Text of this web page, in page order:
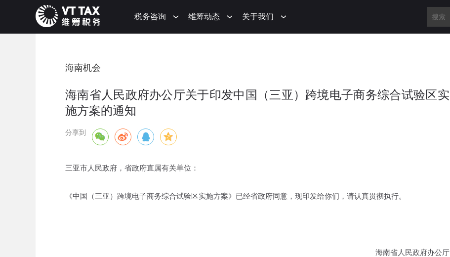
税务咨询 维筹动态 关于我们
海南机会
海南省人民政府办公厅关于印发中国（三亚）跨境电子商务综合试验区实
施方案的通知
分享到
三亚市人民政府，省政府直属有关单位：
《中国（三亚）跨境电子商务综合试验区实施方案》已经省政府同意，现印发给你们，请认真贯彻执行。
海南省人民政府办公厅